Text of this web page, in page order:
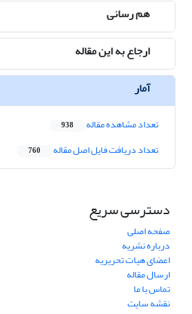
هم رسانی
ارجاع به این مقاله
آمار
تعداد مشاهده مقاله 938
تعداد دریافت فایل اصل مقاله 760
دسترسی سریع
صفحه اصلی
درباره نشریه
اعضای هیات تحریریه
ارسال مقاله
تماس با ما
نقشه سایت